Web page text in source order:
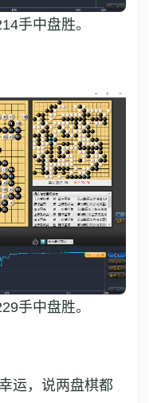
手中盘胜。
手中盘胜。
运，说两盘棋都